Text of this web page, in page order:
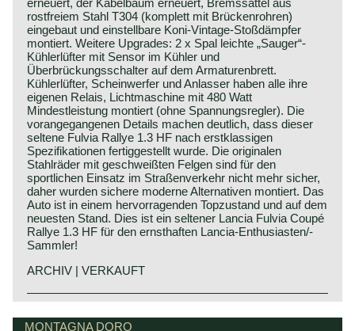
rostfreiem Stahl T304 (komplett mit Brückenrohren)
eingebaut und einstellbare Koni-Vintage-Stoßdämpfer
montiert. Weitere Upgrades: 2 x Spal leichte „Sauger“-
Kühlerlüfter mit Sensor im Kühler und
Überbrückungsschalter auf dem Armaturenbrett.
Kühlerlüfter, Scheinwerfer und Anlasser haben alle ihre
eigenen Relais, Lichtmaschine mit 480 Watt
Mindestleistung montiert (ohne Spannungsregler). Die
vorangegangenen Details machen deutlich, dass dieser
seltene Fulvia Rallye 1.3 HF nach erstklassigen
Spezifikationen fertiggestellt wurde. Die originalen
Stahlräder mit geschweißten Felgen sind für den
sportlichen Einsatz im Straßenverkehr nicht mehr sicher,
daher wurden sichere moderne Alternativen montiert. Das
Auto ist in einem hervorragenden Topzustand und auf dem
neuesten Stand. Dies ist ein seltener Lancia Fulvia Coupé
Rallye 1.3 HF für den ernsthaften Lancia-Enthusiasten/-
Sammler!
ARCHIV | VERKAUFT
In the year 1963 Lancia presented the Fulvia saloon
the Fulvia coupe. The Fulvia coupe has a very
Lancia history
Lancia & Co. was established in the year 1906 in Turin,
MONTAGNA DORO